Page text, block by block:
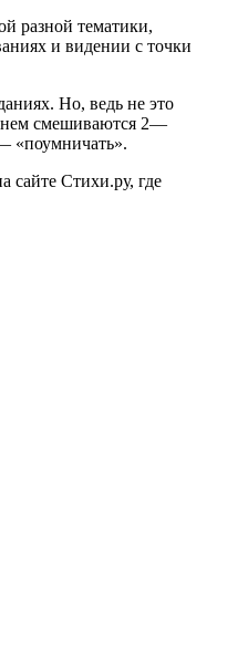
разной тематики,
и видении с точки
Но, ведь не это
нем смешиваются 2—
«поумничать».
сайте Стихи.ру, где